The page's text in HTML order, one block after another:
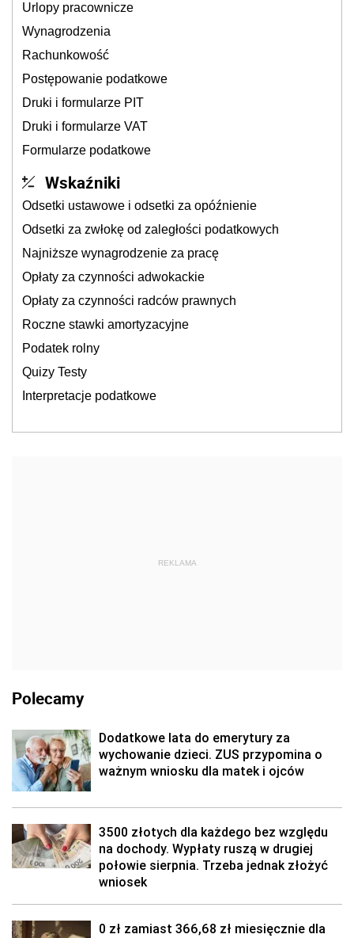
Urlopy pracownicze
Wynagrodzenia
Rachunkowość
Postępowanie podatkowe
Druki i formularze PIT
Druki i formularze VAT
Formularze podatkowe
Wskaźniki
Odsetki ustawowe i odsetki za opóźnienie
Odsetki za zwłokę od zaległości podatkowych
Najniższe wynagrodzenie za pracę
Opłaty za czynności adwokackie
Opłaty za czynności radców prawnych
Roczne stawki amortyzacyjne
Podatek rolny
Quizy Testy
Interpretacje podatkowe
REKLAMA
Polecamy
Dodatkowe lata do emerytury za
wychowanie dzieci. ZUS przypomina o
ważnym wniosku dla matek i ojców
3500 złotych dla każdego bez względu
na dochody. Wypłaty ruszą w drugiej
połowie sierpnia. Trzeba jednak złożyć
wniosek
0 zł zamiast 366,68 zł miesięcznie dla